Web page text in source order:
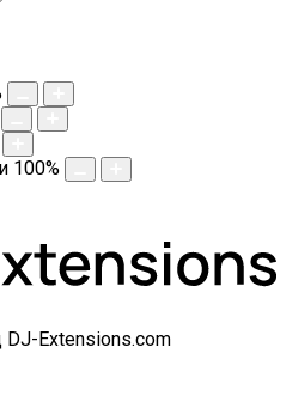
100%
DJ-Extensions.com